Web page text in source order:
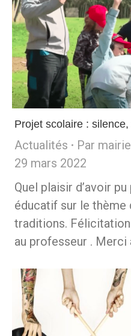
Projet scolaire :
Actualités Par
29 mars 2022
Quel plaisir d’avoir
éducatif sur le thème
traditions.
au professeur . Merci